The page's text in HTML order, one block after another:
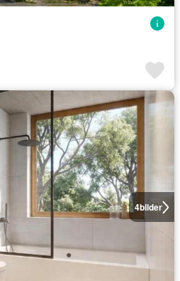
4bilder